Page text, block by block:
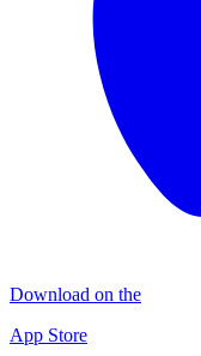
Download on the
App Store